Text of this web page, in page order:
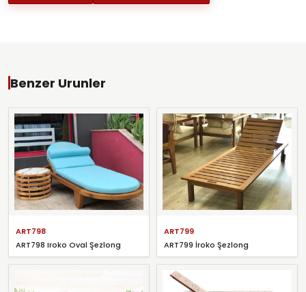
Benzer Urunler
ART798
ART798 Iroko Oval Şezlong
ART799
ART799 İroko Şezlong